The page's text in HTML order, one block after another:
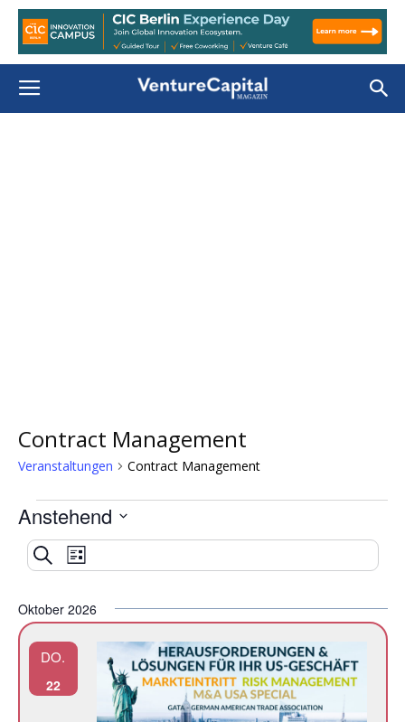
Contract Management
Veranstaltungen Contract Management
Veranstaltungen
Anstehend
Datum
wählen.
Veranstaltungen
und
Ansichten,
Navigation
SucheVeranstaltung
Navigation
Liste
Oktober 2026
DO.
22